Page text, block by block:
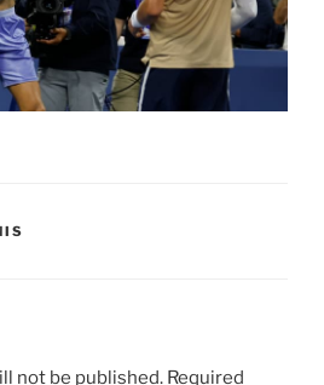
not be published. Required